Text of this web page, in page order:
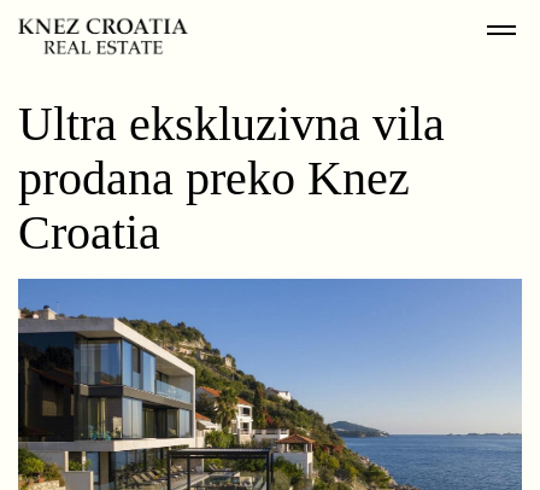
Ultra ekskluzivna vila
prodana preko Knez
Croatia